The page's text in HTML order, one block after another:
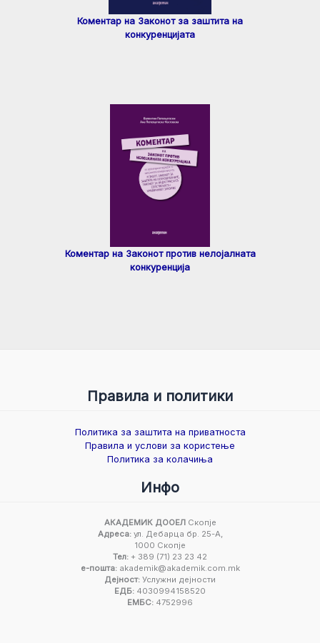
Коментар на Законот за заштита на
конкуренцијата
Коментар на Законот против нелојалната
конкуренција
Правила и политики
Политика за заштита на приватноста
Правила и услови за користење
Политика за колачиња
Инфо
АКАДЕМИК ДООЕЛСкопје
Адреса:ул. Дебарца бр. 25-А,
1000 Скопје
Тел: + 389 (71) 23 23 42
е-пошта:akademik@akademik.com.mk
Дејност: Услужни дејности
ЕДБ: 4030994158520
ЕМБС: 4752996